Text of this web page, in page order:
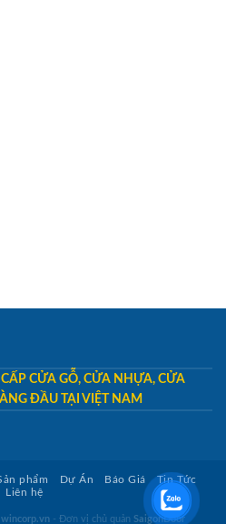
CỬA GỖ, CỬA NHỰA, CỬA
ĐẦU TẠI VIỆT NAM
phẩm Dự Án Báo Giá
Tin Tức
Liên hệ
- Đơn vị chủ quản SaigonDoor